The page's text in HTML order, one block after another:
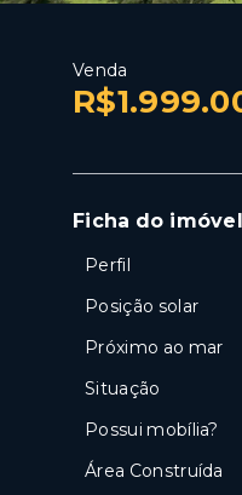
Venda
Ficha do imóvel
Perfil
Posição solar
Próximo ao mar
Situação
Possui mobília?
Área Construída